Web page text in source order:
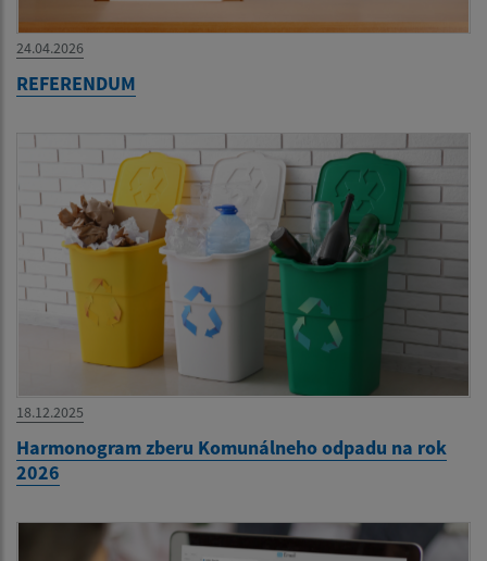
24.04.2026
REFERENDUM
18.12.2025
Harmonogram zberu Komunálneho odpadu na rok
2026